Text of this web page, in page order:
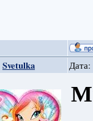
Svetulka